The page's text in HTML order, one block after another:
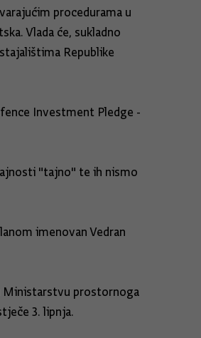
procedurama u
Vlada će, sukladno
Republike
Investment Pledge -
"tajno" te ih nismo
imenovan Vedran
Ministarstvu prostornoga
3. lipnja.